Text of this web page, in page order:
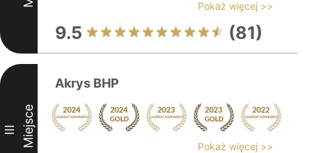
Pokaż więcej >>
9.5 (81)
III Miejsce
Akrys BHP
Pokaż więcej >>